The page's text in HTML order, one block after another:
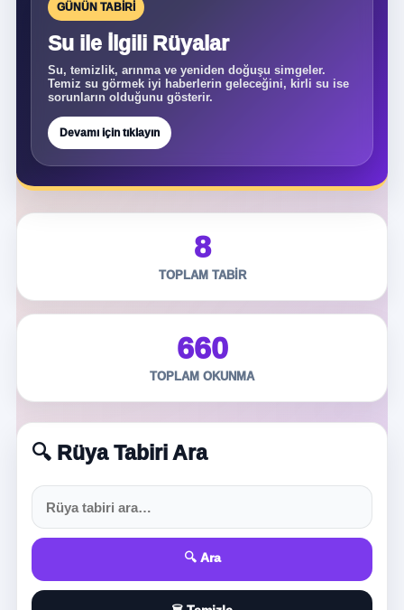
GÜNÜN TABIRI
Su ile İlgili Rüyalar
Su, temizlik, arınma ve yeniden doğuşu simgeler.
Temiz su görmek iyi haberlerin geleceğini, kirli su ise
sorunların olduğunu gösterir.
Devamı için tıklayın
8
TOPLAM TABIR
660
TOPLAM OKUNMA
🔍 Rüya Tabiri Ara
🔍 Ara